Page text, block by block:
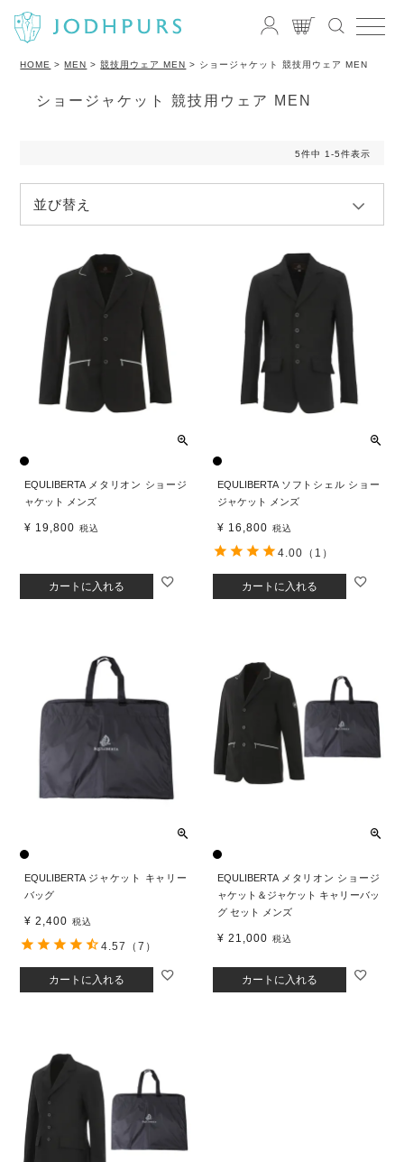
HOME MEN 競技用ウェア MEN ショージャケット 競技用ウェア MEN
ショージャケット 競技用ウェア MEN
並び替え
5件中 1 -5件表示
EQULIBERTA メタリオン ショージ
ャケット メンズ
¥ 19,800 税込
カートに入れる
EQULIBERTA ソフトシェル ショー
ジャケット メンズ
¥ 16,800 税込
カートに入れる
4.00 （1）
EQULIBERTA ジャケット キャリー
バッグ
¥ 2,400 税込
カートに入れる
4.57 （7）
EQULIBERTA メタリオン ショージ
ャケット＆ジャケット キャリーバッ
グ セット メンズ
¥ 21,000 税込
カートに入れる